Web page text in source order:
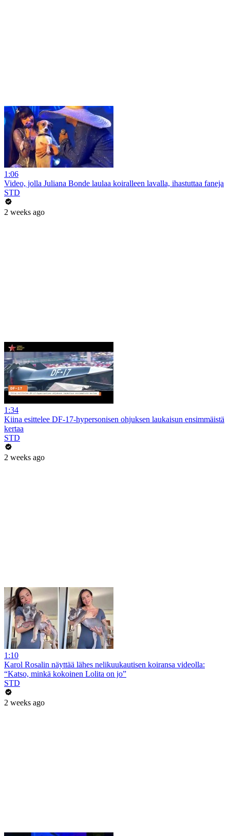
1:06
Video, jolla Juliana Bonde laulaa koiralleen lavalla, ihastuttaa faneja
STD
2 weeks ago
1:34
Kiina esittelee DF-17-hypersonisen ohjuksen laukaisun ensimmäistä
kertaa
STD
2 weeks ago
1:10
Karol Rosalin näyttää lähes nelikuukautisen koiransa videolla:
“Katso, minkä kokoinen Lolita on jo”
STD
2 weeks ago